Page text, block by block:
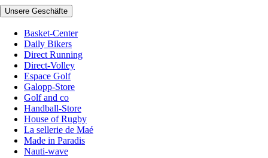
Unsere Geschäfte
Basket-Center
Daily Bikers
Direct Running
Direct-Volley
Espace Golf
Galopp-Store
Golf and co
Handball-Store
House of Rugby
La sellerie de Maé
Made in Paradis
Nauti-wave